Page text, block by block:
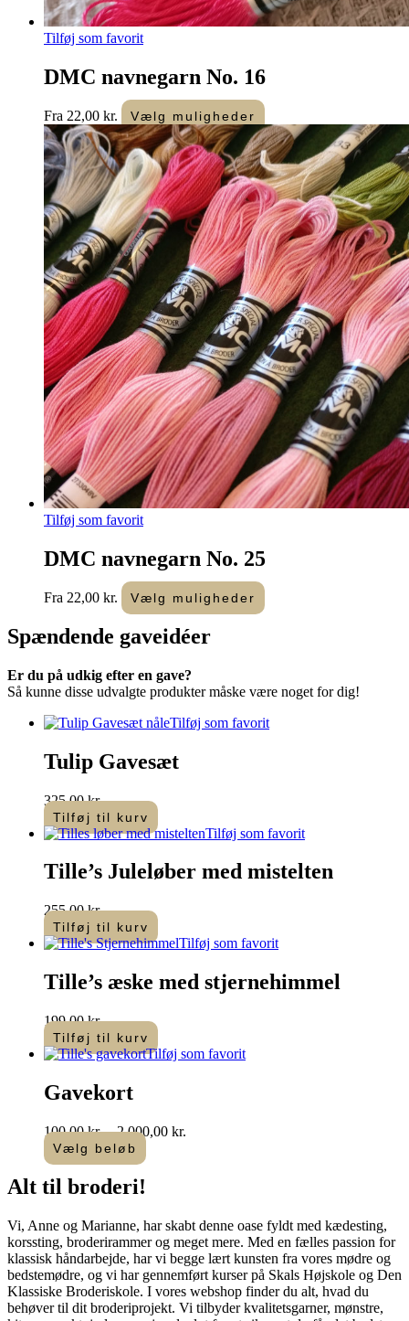
Tilføj som favorit
DMC navnegarn No. 16
Fra 22,00 kr. Vælg muligheder
vare
har
flere
varianter.
Mulighederne
kan
vælges
på
varesiden
Tilføj som favorit
DMC navnegarn No. 25
Fra 22,00 kr. Vælg muligheder
vare
kan
på
Spændende gaveidéer
Er du på udkig efter en gave?
Så kunne disse udvalgte produkter måske være noget for dig!
Tilføj som favorit
Tulip Gavesæt
325,00kr.
Tilføj til kurv
Tilføj som favorit
Tille’s Juleløber med mistelten
255,00kr.
Tilføj til kurv
Tilføj som favorit
Tille’s æske med stjernehimmel
199,00kr.
Tilføj til kurv
Tilføj som favorit
Gavekort
100,00kr. – 2.000,00 kr.
Vælg beløb
Dette
vare
har
varianter.
Mulighederne
kan
vælges
på
varesiden
Alt til broderi!​
Vi, Anne og Marianne, har skabt denne oase fyldt med kædesting,
korssting, broderirammer og meget mere. Med en fælles passion for
klassisk håndarbejde, har vi begge lært kunsten fra vores mødre og
bedstemødre, og vi har gennemført kurser på Skals Højskole og Den
Klassiske Broderiskole. I vores webshop finder du alt, hvad du
behøver til dit broderiprojekt. Vi tilbyder kvalitetsgarner, mønstre,